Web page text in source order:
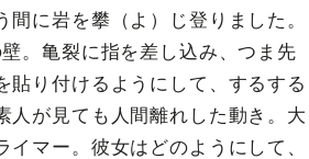
間に岩を攀（よ）じ登りました。
。亀裂に指を差し込み、つま先
貼り付けるようにして、するする
人が見ても人間離れした動き。大
イマー。彼女はどのようにして、